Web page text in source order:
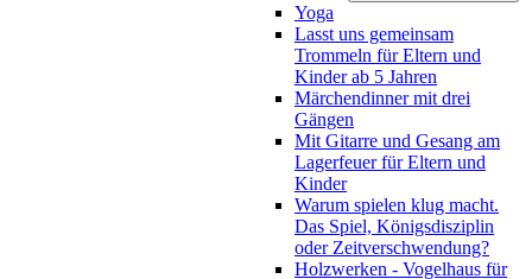
Yoga
Lasst uns gemeinsam
Trommeln für Eltern und
Kinder ab 5 Jahren
Märchendinner mit drei
Gängen
Mit Gitarre und Gesang am
Lagerfeuer für Eltern und
Kinder
Warum spielen klug macht.
Das Spiel, Königsdisziplin
oder Zeitverschwendung?
Holzwerken - Vogelhaus für